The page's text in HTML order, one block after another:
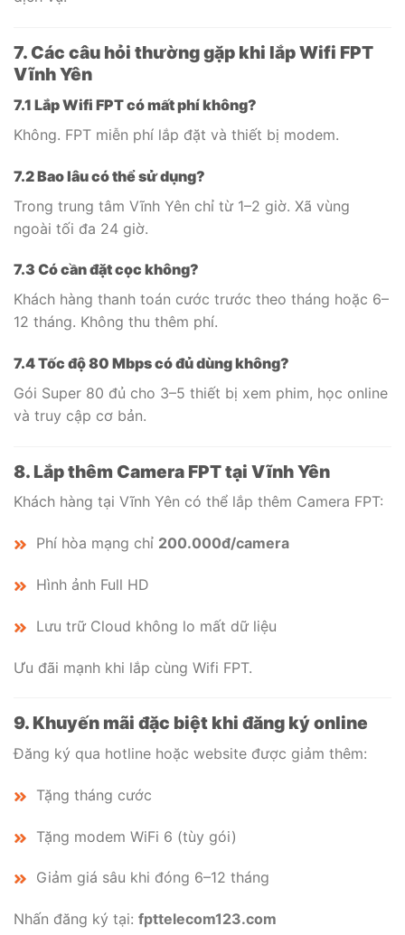
7. Các câu hỏi thường gặp khi lắp Wifi FPT
Vĩnh Yên
7.1 Lắp Wifi FPT có mất phí không?
Không. FPT miễn phí lắp đặt và thiết bị modem.
7.2 Bao lâu có thể sử dụng?
Trong trung tâm Vĩnh Yên chỉ từ 1–2 giờ. Xã vùng
ngoài tối đa 24 giờ.
7.3 Có cần đặt cọc không?
Khách hàng thanh toán cước trước theo tháng hoặc 6–
12 tháng. Không thu thêm phí.
7.4 Tốc độ 80 Mbps có đủ dùng không?
Gói Super 80 đủ cho 3–5 thiết bị xem phim, học online
và truy cập cơ bản.
8. Lắp thêm Camera FPT tại Vĩnh Yên
Khách hàng tại Vĩnh Yên có thể lắp thêm Camera FPT:
Phí hòa mạng chỉ 200.000đ/camera
Hình ảnh Full HD
Lưu trữ Cloud không lo mất dữ liệu
Ưu đãi mạnh khi lắp cùng Wifi FPT.
9. Khuyến mãi đặc biệt khi đăng ký online
Đăng ký qua hotline hoặc website được giảm thêm:
Tặng tháng cước
Tặng modem WiFi 6 (tùy gói)
Giảm giá sâu khi đóng 6–12 tháng
Nhấn đăng ký tại: fpttelecom123.com